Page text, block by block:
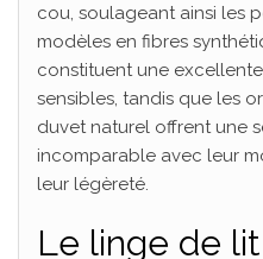
cou, soulageant ainsi les
modèles en fibres
constituent une
sensibles, tandis que les
duvet naturel offrent une
incomparable avec leur
leur légèreté.
Le linge de